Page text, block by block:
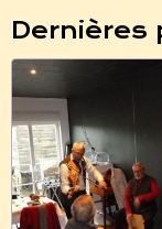
Dernières